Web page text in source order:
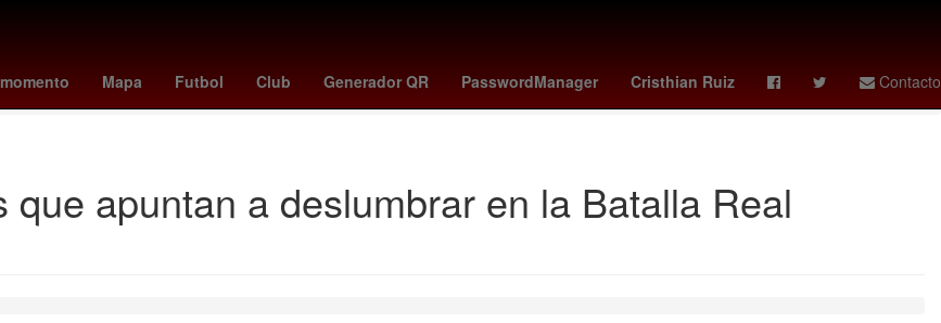
Mapa Futbol Club Generador QR PasswordManager Cristhian Ruiz Contacto
lafc - atlanta united finalistas de la casa de los famosos 2025 santiago sandoval chivas ángel azuaje
mexico canta
votar casa de los famosos
apuntan a deslumbrar en la Batalla Real